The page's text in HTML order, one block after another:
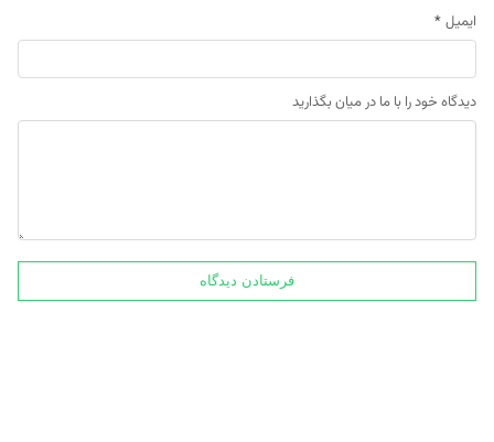
ایمیل *
دیدگاه خود را با ما در میان بگذارید